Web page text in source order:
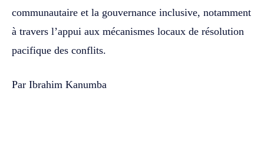
communautaire et la gouvernance inclusive, notamment
à travers l’appui aux mécanismes locaux de résolution
pacifique des conflits.
Par Ibrahim Kanumba